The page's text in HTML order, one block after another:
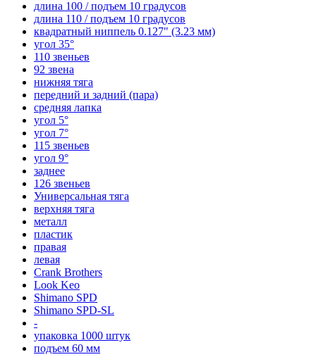
длина 100 / подъем 10 градусов
длина 110 / подъем 10 градусов
квадратный ниппель 0.127" (3.23 мм)
угол 35°
110 звеньев
92 звена
нижняя тяга
передний и задний (пара)
средняя лапка
угол 5°
угол 7°
115 звеньев
угол 9°
заднее
126 звеньев
Универсальная тяга
верхняя тяга
металл
пластик
правая
левая
Crank Brothers
Look Keo
Shimano SPD
Shimano SPD-SL
-
упаковка 1000 штук
подъем 60 мм